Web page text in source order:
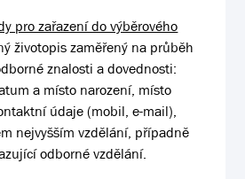
pro zařazení do výběrového
životopis zaměřený na průběh
znalosti a dovednosti:
a místo narození, místo
údaje (mobil, e-mail),
nejvyšším vzdělání, případně
odborné vzdělání.